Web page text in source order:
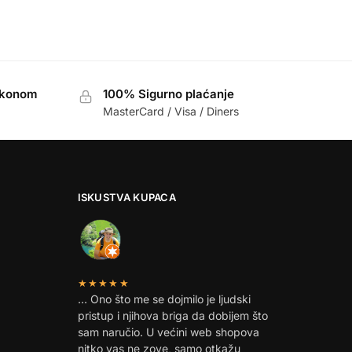
100% Sigurno plaćanje
MasterCard / Visa / Diners
ISKUSTVA KUPACA
★★★★★
… Ono što me se dojmilo je ljudski
pristup i njihova briga da dobijem što
sam naručio. U većini web shopova
nitko vas ne zove, samo otkažu